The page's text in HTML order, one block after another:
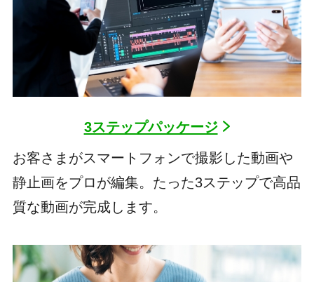
3ステップパッケージ
お客さまがスマートフォンで撮影した動画や
静止画をプロが編集。たった3ステップで高品
質な動画が完成します。